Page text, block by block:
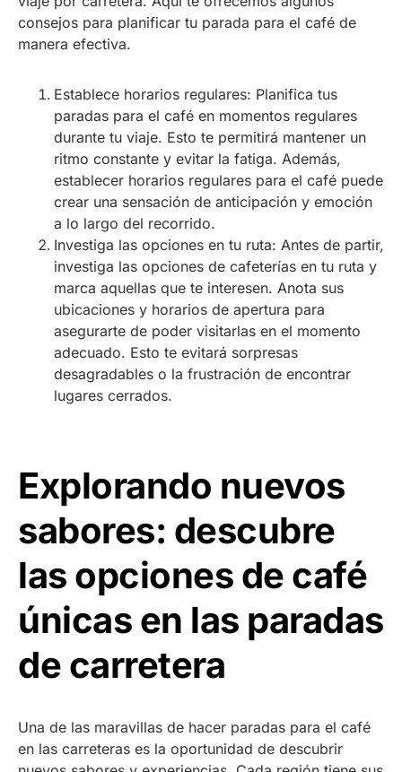
consejos para planificar tu parada para el café de
manera efectiva.
Establece horarios regulares: Planifica tus
paradas para el café en momentos regulares
durante tu viaje. Esto te permitirá mantener un
ritmo constante y evitar la fatiga. Además,
establecer horarios regulares para el café puede
crear una sensación de anticipación y emoción
a lo largo del recorrido.
Investiga las opciones en tu ruta: Antes de partir,
investiga las opciones de cafeterías en tu ruta y
marca aquellas que te interesen. Anota sus
ubicaciones y horarios de apertura para
asegurarte de poder visitarlas en el momento
adecuado. Esto te evitará sorpresas
desagradables o la frustración de encontrar
lugares cerrados.
Explorando nuevos
sabores: descubre
las opciones de café
únicas en las paradas
de carretera
Una de las maravillas de hacer paradas para el café
en las carreteras es la oportunidad de descubrir